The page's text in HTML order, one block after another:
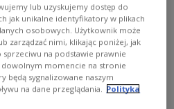
eine verstärkte
bei der
mit Systemen zur
wurden bei den Angriffen
lub uzyskujemy dostęp do
jak unikalne identyfikatory w plikach
osobowych. Użytkownik może
zarządzać nimi, klikając poniżej, jak
na podstawie prawnie
momencie na stronie
będą sygnalizowane naszym
na dane przeglądania.
Polityka